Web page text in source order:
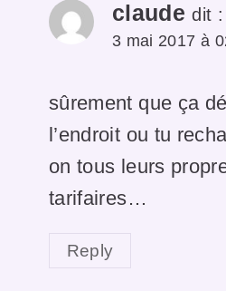
claude dit :
3 mai 2017 à
sûrement que ça
l’endroit ou tu
on tous leurs
tarifaires…
Reply